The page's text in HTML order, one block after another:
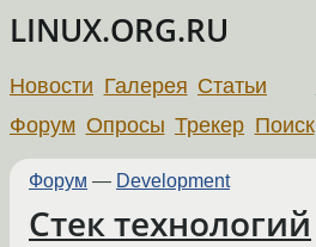
LINUX.ORG.RU
Новости Галерея Статьи
Форум Опросы Трекер Поиск
Форум — Development
Стек технологий